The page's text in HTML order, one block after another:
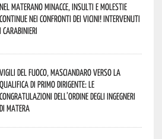
Nel materano minacce, insulti e molestie
continue nei confronti dei vicini! Intervenuti
i Carabinieri
Vigili del Fuoco, Masciandaro verso la
qualifica di Primo Dirigente: le
congratulazioni dell’Ordine degli Ingegneri
di Matera